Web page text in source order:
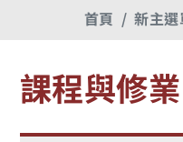
首頁 新主選
課程與修業